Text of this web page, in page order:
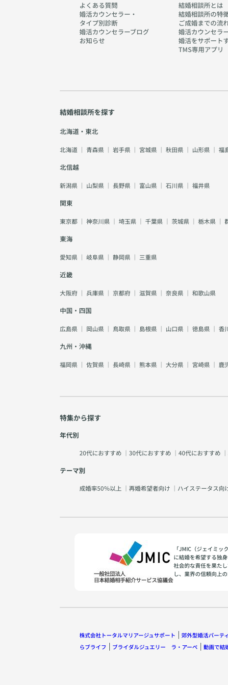
よくある質問
婚活カウンセラー・
タイプ別診断
婚活カウンセラーブログ
お知らせ
結婚相談所とは
結婚相談所の特
ご成婚までの流
婚活カウンセラ
婚活をサポート
TMS専用アプリ
結婚相談所を探す
北海道・東北
北海道 ｜ 青森県 ｜ 岩手県 ｜ 宮城県 ｜ 秋田県 ｜ 山形県 ｜ 福
北信越
新潟県 ｜ 山梨県 ｜ 長野県 ｜ 富山県 ｜ 石川県 ｜ 福井県
関東
東京都 ｜ 神奈川県 ｜ 埼玉県 ｜ 千葉県 ｜ 茨城県 ｜ 栃木県 ｜
東海
愛知県 ｜ 岐阜県 ｜ 静岡県 ｜ 三重県
近畿
大阪府 ｜ 兵庫県 ｜ 京都府 ｜ 滋賀県 ｜ 奈良県 ｜ 和歌山県
中国・四国
広島県 ｜ 岡山県 ｜ 鳥取県 ｜ 島根県 ｜ 山口県 ｜ 徳島県 ｜ 香
九州・沖縄
福岡県 ｜ 佐賀県 ｜ 長崎県 ｜ 熊本県 ｜ 大分県 ｜ 宮崎県 ｜ 鹿
特集から探す
年代別
20代におすすめ ｜ 30代におすすめ ｜ 40代におすすめ ｜
テーマ別
成婚率50％以上 ｜ 再婚希望者向け ｜ ハイステータス向
「JMIC（ジェイミ
に結婚を希望する独
社会的な責任を果た
し、業界の信頼向上
株式会社トータルマリアージュサポート 郊外型婚活パーテ
らブライフ
ブライダルジュエリー ラ・アーペ 動画で結